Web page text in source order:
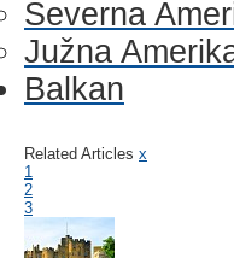
Severna
Južna
Balkan
Related Articles x
1
2
3